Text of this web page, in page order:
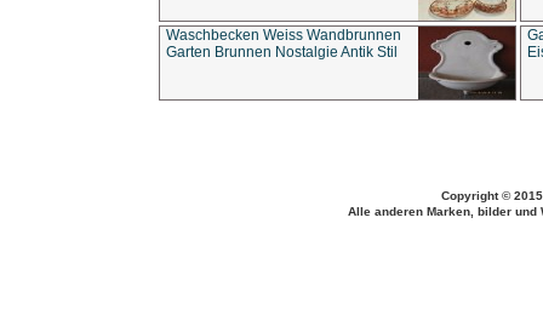
Waschbecken Weiss Wandbrunnen
Garten Brunnen Nostalgie Antik Stil
Copyright ©
Alle anderen Marken, bilder und